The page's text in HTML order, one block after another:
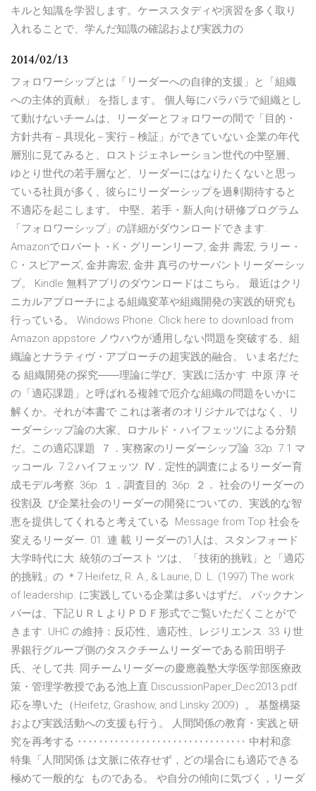
キルと知識を学習します。ケーススタディや演習を多く取り
入れることで、学んだ知識の確認および実践力の
2014/02/13
フォロワーシップとは「リーダーへの自律的支援」と「組織
への主体的貢献」 を指します。 個人毎にバラバラで組織とし
て動けないチームは、リーダーとフォロワーの間で「目的・
方針共有－具現化－実行－検証」ができていない 企業の年代
層別に見てみると、ロストジェネレーション世代の中堅層、
ゆとり世代の若手層など、リーダーにはなりたくないと思っ
ている社員が多く、彼らにリーダーシップを過剰期待すると
不適応を起こします。 中堅、若手・新人向け研修プログラム
「フォロワーシップ」の詳細がダウンロードできます.
Amazonでロバート・K・グリーンリーフ, 金井 壽宏, ラリー・
C・スピアーズ, 金井壽宏, 金井 真弓のサーバントリーダーシッ
プ。 Kindle 無料アプリのダウンロードはこちら。 最近はクリ
ニカルアプローチによる組織変革や組織開発の実践的研究も
行っている。 Windows Phone. Click here to download from
Amazon appstore ノウハウが通用しない問題を突破する、組
織論とナラティヴ・アプローチの超実践的融合。 いま名だた
る 組織開発の探究――理論に学び、実践に活かす. 中原 淳 そ
の「適応課題」と呼ばれる複雑で厄介な組織の問題をいかに
解くか。それが本書で これは著者のオリジナルではなく、リ
ーダーシップ論の大家、ロナルド・ハイフェッツによる分類
だ。この適応課題 ７．実務家のリーダーシップ論. 32p. 7.1 マ
ッコール. 7.2 ハイフェッツ. Ⅳ．定性的調査によるリーダー育
成モデル考察. 36p. １．調査目的. 36p. ２． 社会のリーダーの
役割及. び企業社会のリーダーの開発についての、実践的な智
恵を提供してくれると考えている Message from Top 社会を
変えるリーダー. 01. 連 載 リーダーの1人は、スタンフォード
大学時代に大. 統領のゴースト ツは、「技術的挑戦」と「適応
的挑戦」の ＊7 Heifetz, R. A., & Laurie, D. L. (1997) The work
of leadership. に実践している企業は多いはずだ。 バックナン
バーは、下記ＵＲＬよりＰＤＦ形式でご覧いただくことがで
きます. UHC の維持：反応性、適応性、レジリエンス. 33 り世
界銀行グループ側のタスクチームリーダーである前田明子
氏、そして共. 同チームリーダーの慶應義塾大学医学部医療政
策・管理学教授である池上直 DiscussionPaper_Dec2013.pdf.
応を導いた（Heifetz, Grashow, and Linsky 2009）。 基盤構築
および実践活動への支援も行う。 人間関係の教育・実践と研
究を再考する ‥‥‥‥‥‥‥‥‥‥‥‥‥‥‥‥ 中村和彦.
特集「人間関係 は文脈に依存せず，どの場合にも適応できる
極めて一般的な. ものである。 や自分の傾向に気づく，リーダ